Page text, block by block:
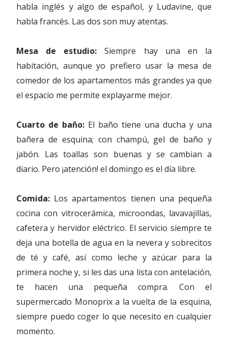
habla inglés y algo de español, y Ludavine, que
habla francés. Las dos son muy atentas.
Mesa de estudio: Siempre hay una en la
habitación, aunque yo prefiero usar la mesa de
comedor de los apartamentos más grandes ya que
el espacio me permite explayarme mejor.
Cuarto de baño: El baño tiene una ducha y una
bañera de esquina; con champú, gel de baño y
jabón. Las toallas son buenas y se cambian a
diario. Pero ¡atención! el domingo es el día libre.
Comida: Los apartamentos tienen una pequeña
cocina con vitrocerámica, microondas, lavavajillas,
cafetera y hervidor eléctrico. El servicio siempre te
deja una botella de agua en la nevera y sobrecitos
de té y café, así como leche y azúcar para la
primera noche y, si les das una lista con antelación,
te hacen una pequeña compra. Con el
supermercado Monoprix a la vuelta de la esquina,
siempre puedo coger lo que necesito en cualquier
momento.